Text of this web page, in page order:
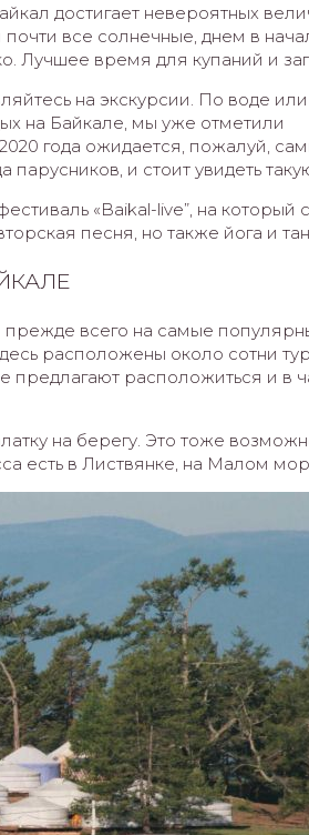
достигает невероятных
все солнечные, днем в
Лучшее время для купаний и
на экскурсии. По воде
на Байкале, мы уже отметили
года ожидается, пожалуй,
и стоит увидеть
«Baikal-live”, на который
песня, но также йога и
прежде всего на самые
расположены около сотни
предлагают расположиться и в
на берегу. Это тоже
есть в Листвянке, на Малом